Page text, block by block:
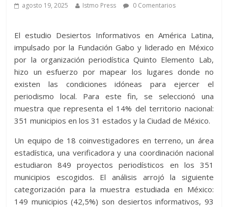
agosto 19, 2025 Istmo Press 0 Comentarios
El estudio Desiertos Informativos en América Latina,
impulsado por la Fundación Gabo y liderado en México
por la organización periodística Quinto Elemento Lab,
hizo un esfuerzo por mapear los lugares donde no
existen las condiciones idóneas para ejercer el
periodismo local. Para este fin, se seleccionó una
muestra que representa el 14% del territorio nacional:
351 municipios en los 31 estados y la Ciudad de México.
Un equipo de 18 coinvestigadores en terreno, un área
estadística, una verificadora y una coordinación nacional
estudiaron 849 proyectos periodísticos en los 351
municipios escogidos. El análisis arrojó la siguiente
categorización para la muestra estudiada en México:
149 municipios (42,5%) son desiertos informativos, 93